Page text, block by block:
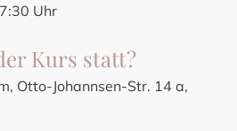
Uhr
Kurs statt?
Otto-Johannsen-Str. 14 a,